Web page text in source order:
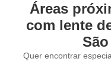
Áreas
com lente
Quer encontrar